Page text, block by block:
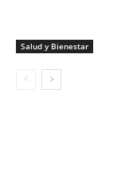
Salud y Bienestar